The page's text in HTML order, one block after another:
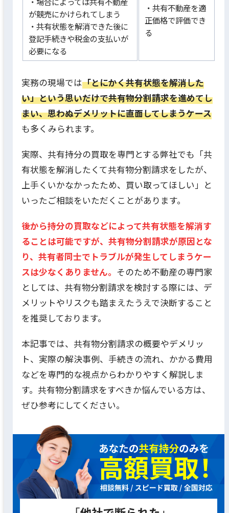
が競売にかけられてしまう
・共有状態を解消できた後に
登記手続きや税金の支払いが
必要になる
・共有不動産を適
正価格で評価でき
る
実務の現場では「とにかく共有状態を解消した
い」という思いだけで共有物分割請求を進めてし
まい、思わぬデメリットに直面してしまうケース
も多くみられます。
実際、共有持分の買取を専門とする弊社でも「共
有状態を解消したくて共有物分割請求をしたが、
上手くいかなかったため、買い取ってほしい」と
いったご相談をいただくことがあります。
後から持分の買取などによって共有状態を解消す
ることは可能ですが、共有物分割請求が原因とな
り、共有者同士でトラブルが発生してしまうケー
スは少なくありません。 そのため不動産の専門家
としては、共有物分割請求を検討する際には、デ
メリットやリスクも踏まえたうえで決断すること
を推奨しております。
本記事では、共有物分割請求の概要やデメリッ
ト、実際の解決事例、手続きの流れ、かかる費用
などを専門的な視点からわかりやすく解説しま
す。共有物分割請求をすべきか悩んでいる方は、
ぜひ参考にしてください。